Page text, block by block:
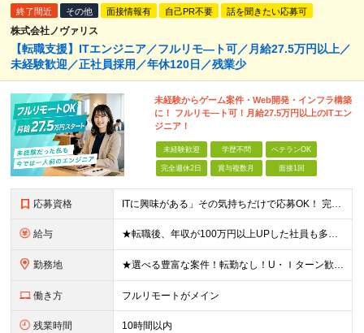
終了間近 その他 面接情報有 自己PR不要 話を聞きたい応募可
株式会社ノヴァリス
【転職支援】ITエンジニア／フルリモ―ト可／月給27.5万円以上／
未経験歓迎／正社員採用／年休120日／残業少
未経験からゲーム案件・Web開発・インフラ構築
に！ フルリモ―ト可！月給27.5万円以上のITエン
ジニア！
未経験歓迎 学歴不問 ベテランOK
完全週休2日 賞与複数月 面接1回
応募資格 ITに興味がある」その気持ちだけで応募OK！ 完全未経験OK！人柄採用！ ◆未経験歓迎 ◆学歴不問、文系理系不問 ◆第二新卒歓迎 ★経験や知識よりも、あなたの「挑戦したい」という気持ちを重視します
給与 ★転職後、年収が100万円以上UPした社員も多数！ 【未経験者】 月給27.5万円＋諸手当＋賞与 【経験者】※実務3年以上を想定 月給30万円以上＋諸手当＋賞与 ※経験やスキルに応じて決定します
勤務地 ★選べる豊富な案件！転勤なし！U・Ｉターン歓迎！ ★フルリモート案件あり！ 東京、神奈川、埼玉、千葉、愛知、大阪、兵庫、京都、広島、福岡をはじめとする全国各地のプロジェクト先。 プライム上場、グロ
働き方 フルリモートがメイン
残業時間 10時間以内